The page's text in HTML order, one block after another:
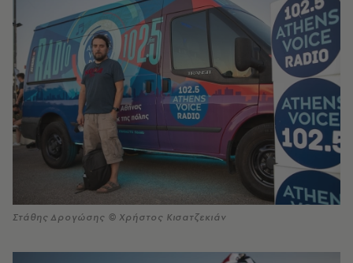
Στάθης Δρογώσης © Χρήστος Κισατζεκιάν